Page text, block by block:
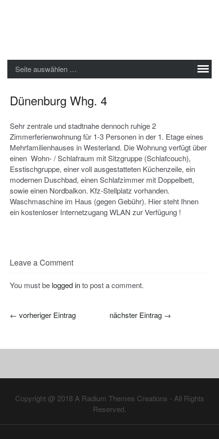
Seite auswählen …
Dünenburg Whg. 4
Sehr zentrale und stadtnahe dennoch ruhige 2
Zimmerferienwohnung für 1-3 Personen in der 1. Etage eines
Mehrfamilienhauses in Westerland. Die Wohnung verfügt über
einen Wohn- / Schlafraum mit Sitzgruppe (Schlafcouch),
Esstischgruppe, einer voll ausgestatteten Küchenzeile, ein
modernen Duschbad, einen Schlafzimmer mit Doppelbett,
sowie einen Nordbalkon. Kfz-Stellplatz vorhanden.
Waschmaschine im Haus (gegen Gebühr). Hier steht Ihnen
ein kostenloser Internetzugang WLAN zur Verfügung !
Leave a Comment
You must be logged into post a comment.
← vorheriger Eintrag nächster Eintrag →
Copyright @ 2018A Radium Themes Creations - All Rights
Reserved.